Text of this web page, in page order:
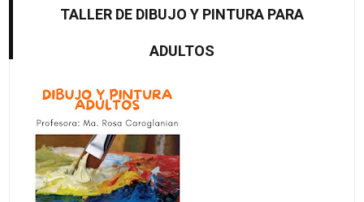
TALLER DE DIBUJO Y PINTURA PARA
ADULTOS